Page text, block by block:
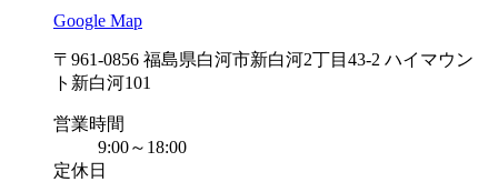
Google Map
〒961-0856 福島県白河市新白河2丁目43-2 ハイマウン
ト新白河101
営業時間
9:00～18:00
定休日